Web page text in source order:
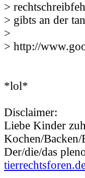
>
> gibts an der
>
> http://
*lol*
Disclaimer:
Liebe Kinder
Kochen/
Der/die/das